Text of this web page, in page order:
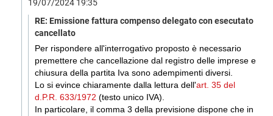
19/07/2024 19:35
RE: Emissione fattura compenso delegato con esecutato
cancellato
Per rispondere all'interrogativo proposto è necessario
premettere che cancellazione dal registro delle imprese e
chiusura della partita Iva sono adempimenti diversi.
Lo si evince chiaramente dalla lettura dell'art. 35 del
d.P.R. 633/1972 (testo unico IVA).
In particolare, il comma 3 della previsione dispone che in